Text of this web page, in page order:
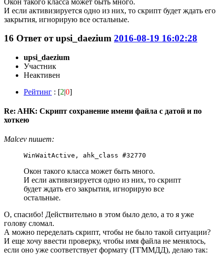
И если активизируется одно из них, то скрипт будет ждать его
закрытия, игнорирую все остальные.
16 Ответ отupsi_daezium 2016-08-19 16:02:28
upsi_daezium
Участник
Неактивен
Рейтинг : [2|0]
Re: AHK: Скрипт сохранение имени файла с датой и по
хоткею
Malcev пишет:
WinWaitActive, ahk_class #32770
Окон такого класса может быть много.
И если активизируется одно из них, то скрипт
будет ждать его закрытия, игнорирую все
остальные.
О, спасибо! Действительно в этом было дело, а то я уже
голову сломал.
А можно переделать скрипт, чтобы не было такой ситуации?
И еще хочу ввести проверку, чтобы имя файла не менялось,
если оно уже соответствует формату (ГГММДД), делаю так: